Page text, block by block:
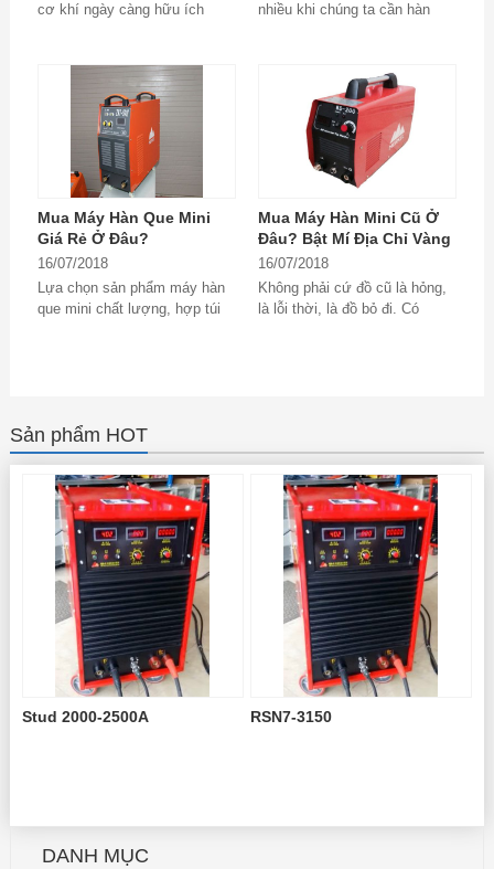
cơ khí ngày càng hữu ích
nhiều khi chúng ta cần hàn
Mua Máy Hàn Que Mini
Giá Rẻ Ở Đâu?
16/07/2018
Lựa chọn sản phẩm máy hàn
que mini chất lượng, hợp túi
Mua Máy Hàn Mini Cũ Ở
Đâu? Bật Mí Địa Chỉ Vàng
16/07/2018
Không phải cứ đồ cũ là hỏng,
là lỗi thời, là đồ bỏ đi. Có
Sản phẩm HOT
Stud 2000-2500A RSN7-3150
DANH MỤC